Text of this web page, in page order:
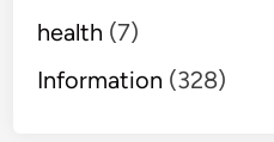
health (7)
Information (328)